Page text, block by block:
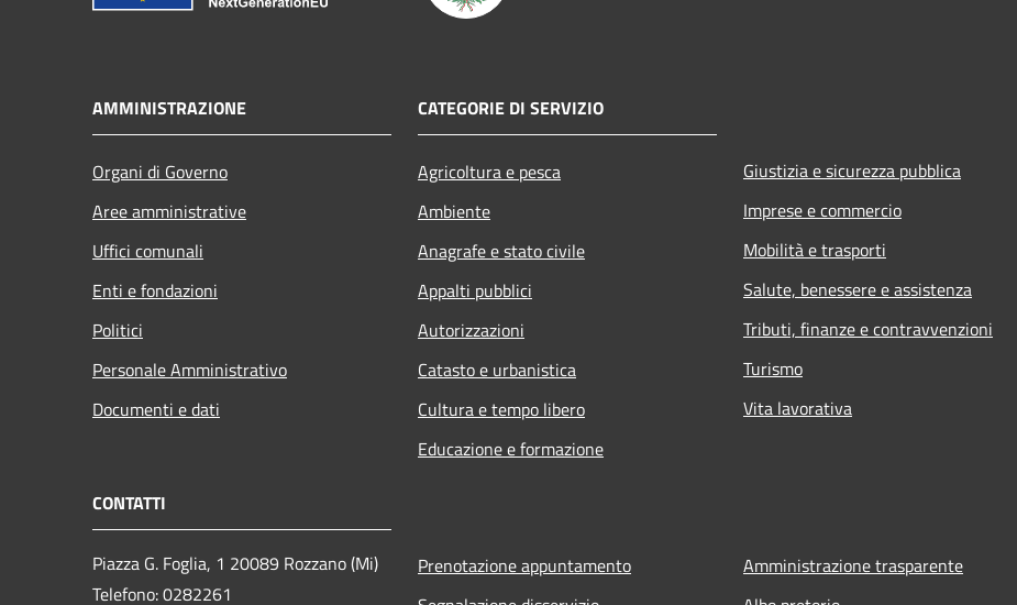
AMMINISTRAZIONE
Organi di Governo
Aree amministrative
Uffici comunali
Enti e fondazioni
Politici
Personale Amministrativo
Documenti e dati
CATEGORIE DI SERVIZIO
Agricoltura e pesca
Ambiente
Anagrafe e stato civile
Appalti pubblici
Autorizzazioni
Catasto e urbanistica
Cultura e tempo libero
Educazione e formazione
Giustizia e sicurezza pubblica
Imprese e commercio
Mobilità e trasporti
Salute, benessere e assistenza
Tributi, finanze e contravvenzioni
Turismo
Vita lavorativa
CONTATTI
Piazza G. Foglia, 1 20089 Rozzano (Mi)
Telefono: 0282261
Prenotazione appuntamento
Amministrazione trasparente